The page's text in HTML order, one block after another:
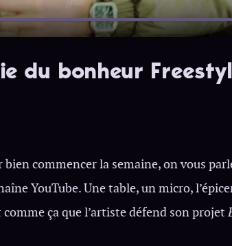
du bonheur
bien commencer la semaine, on vous
YouTube. Une table, un micro,
comme ça que l’artiste défend son projet